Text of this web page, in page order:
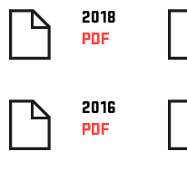
2018
PDF
2016
PDF